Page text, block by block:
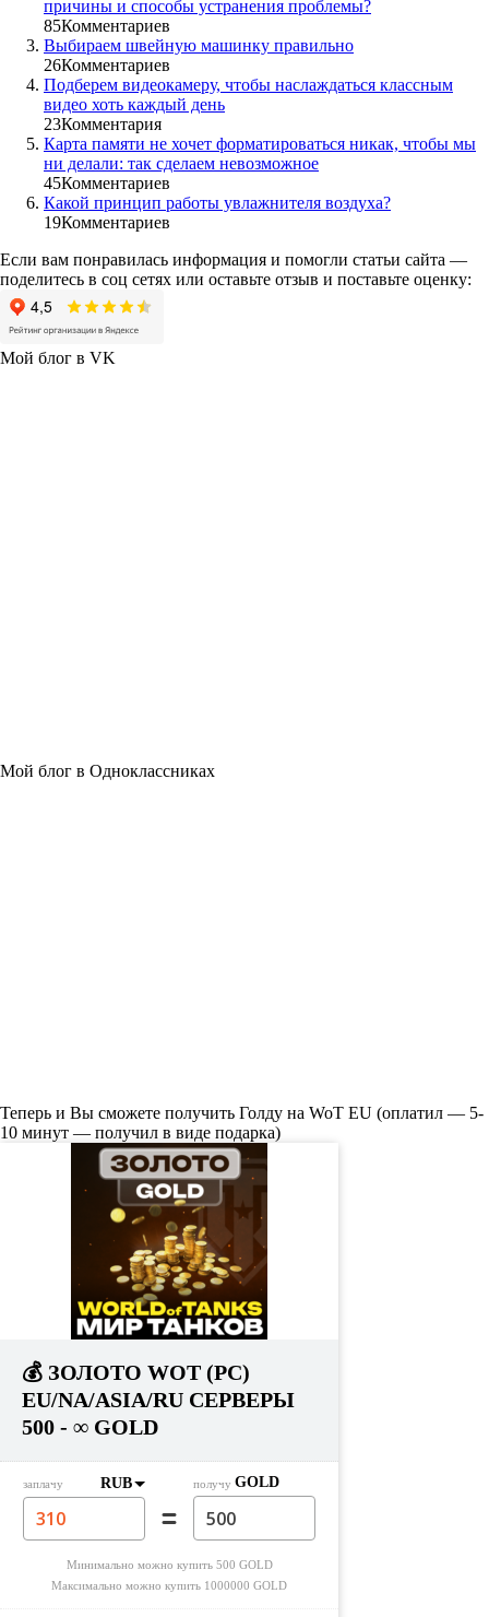
причины и способы устранения проблемы?
85Комментариев
Выбираем швейную машинку правильно
26Комментариев
Подберем видеокамеру, чтобы наслаждаться классным
видео хоть каждый день
23Комментария
Карта памяти не хочет форматироваться никак, чтобы мы
ни делали: так сделаем невозможное
45Комментариев
Какой принцип работы увлажнителя воздуха?
19Комментариев
Если вам понравилась информация и помогли статьи сайта —
поделитесь в соц сетях или оставьте отзыв и поставьте оценку:
Мой блог в VK
Мой блог в Одноклассниках
Теперь и Вы сможете получить Голду на WoT EU (оплатил — 5-
10 минут — получил в виде подарка)
💰 ЗОЛОТО WOT (PC)
EU/NA/ASIA/RU СЕРВЕРЫ
500 - ∞ GOLD
заплачу RUB получу GOLD
Минимально можно купить 500 GOLD
Максимально можно купить 1000000 GOLD